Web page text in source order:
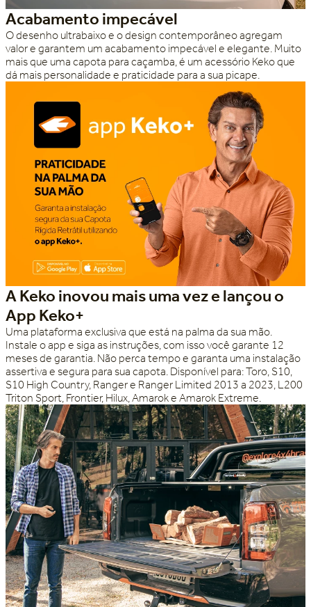
Acabamento impecável
O desenho ultrabaixo e o design contemporâneo agregam
valor e garantem um acabamento impecável e elegante. Muito
mais que uma capota para caçamba, é um acessório Keko que
dá mais personalidade e praticidade para a sua picape.
A Keko inovou mais uma vez e lançou o
App Keko+
Uma plataforma exclusiva que está na palma da sua mão.
Instale o app e siga as instruções, com isso você garante 12
meses de garantia. Não perca tempo e garanta uma instalação
assertiva e segura para sua capota. Disponível para: Toro, S10,
S10 High Country, Ranger e Ranger Limited 2013 a 2023, L200
Triton Sport, Frontier, Hilux, Amarok e Amarok Extreme.